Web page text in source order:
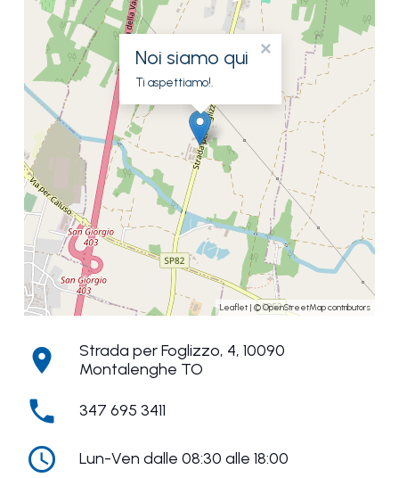
Noi siamo qui
Ti aspettiamo!.
×
Leaflet | ©OpenStreetMapcontributors
location_on
Strada per Foglizzo, 4, 10090
Montalenghe TO
phone 347 695 3411
access_time Lun-Ven dalle 08:30 alle 18:00